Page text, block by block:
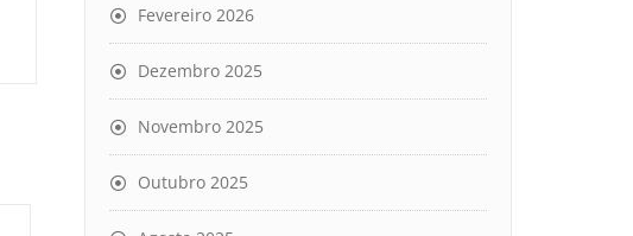
Fevereiro 2026
Dezembro 2025
Novembro 2025
Outubro 2025